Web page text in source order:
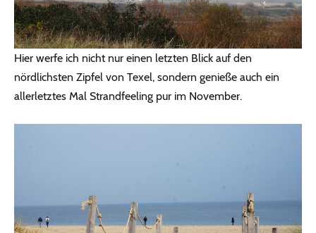
Hier werfe ich nicht nur einen letzten Blick auf den
nördlichsten Zipfel von Texel, sondern genieße auch ein
allerletztes Mal Strandfeeling pur im November.